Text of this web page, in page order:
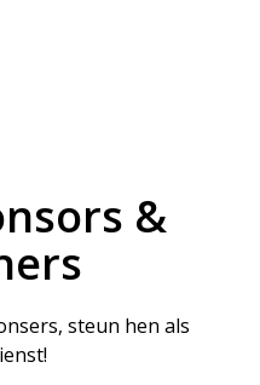
&
steun hen als